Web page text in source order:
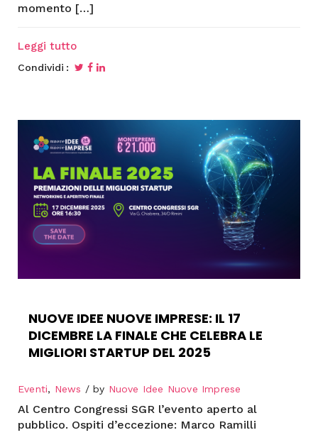
momento […]
Leggi tutto
Condividi
NUOVE IDEE NUOVE IMPRESE: IL 17
DICEMBRE LA FINALE CHE CELEBRA LE
MIGLIORI STARTUP DEL 2025
Eventi, News by Nuove Idee Nuove Imprese
Al Centro Congressi SGR l’evento aperto al
pubblico. Ospiti d’eccezione: Marco Ramilli